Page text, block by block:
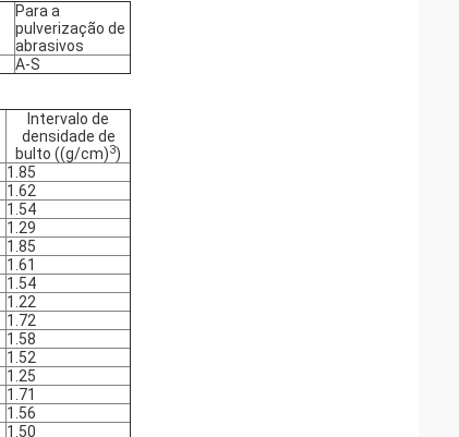
Para a
pulverização de
abrasivos
A-S
Intervalo de
densidade de
bulto ((g/cm)3)
1.85
1.62
1.54
1.29
1.85
1.61
1.54
1.22
1.72
1.58
1.52
1.25
1.71
1.56
1.50